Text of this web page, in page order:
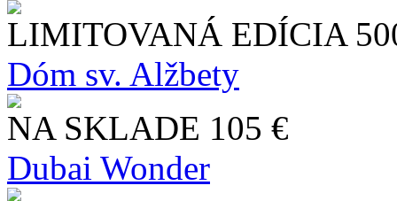
LIMITOVANÁ EDÍCIA
Dóm sv. Alžbety
NA SKLADE 105 €
Dubai Wonder